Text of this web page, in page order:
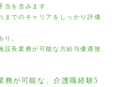
当を含みます
でのキャリアをしっかり評価
り。
長業務が可能な方給与優遇致
務が可能な、介護職経験5